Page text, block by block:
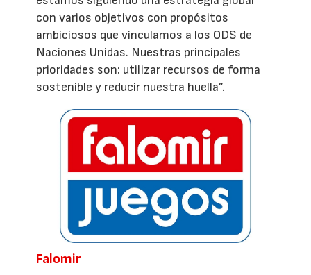
con varios objetivos con propósitos
ambiciosos que vinculamos a los ODS de
Naciones Unidas. Nuestras principales
prioridades son: utilizar recursos de forma
sostenible y reducir nuestra huella”.
Falomir